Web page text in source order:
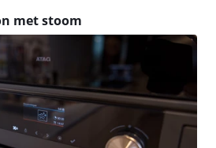
met stoom